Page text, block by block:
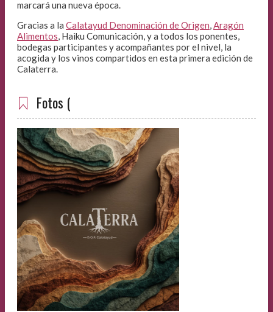
marcará una nueva época.
Gracias a la Calatayud Denominación de Origen,Aragón
Alimentos, Haiku Comunicación, y a todos los ponentes,
bodegas participantes y acompañantes por el nivel, la
acogida y los vinos compartidos en esta primera edición de
Calaterra.
Fotos (